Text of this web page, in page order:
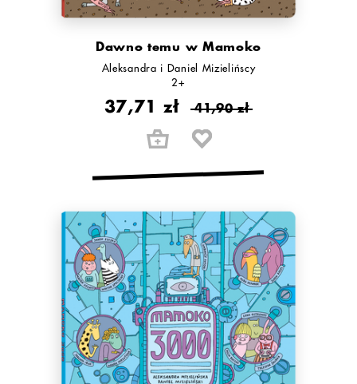
Dawno temu w Mamoko
Aleksandra i Daniel Mizielińscy
2+
37,71 zł 41,90 zł